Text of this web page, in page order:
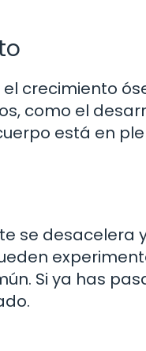
crecimiento
como el
está en
se desacelera
Si ya has